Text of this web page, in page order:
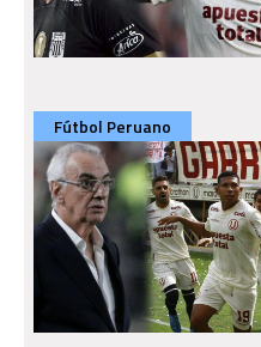
Fútbol Peruano